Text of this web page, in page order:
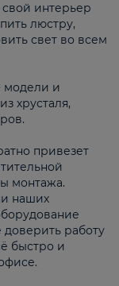
интерьер
люстру,
свет во всем
модели и
хрусталя,
привезет
монтажа.
наших
доверить работу
быстро и